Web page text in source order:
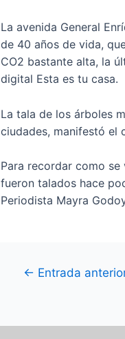
La avenida General
de 40 años de vida,
CO2 bastante alta, la
digital Esta es tu casa.
La tala de los árboles
ciudades, manifestó el
Para recordar como
fueron talados hace
Periodista Mayra
← Entrada